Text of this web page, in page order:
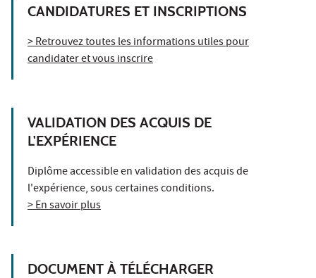
CANDIDATURES ET INSCRIPTIONS
> Retrouvez toutes les informations utiles pour
candidater et vous inscrire
VALIDATION DES ACQUIS DE
L'EXPÉRIENCE
Diplôme accessible en validation des acquis de
l'expérience, sous certaines conditions.
> En savoir plus
DOCUMENT À TÉLÉCHARGER